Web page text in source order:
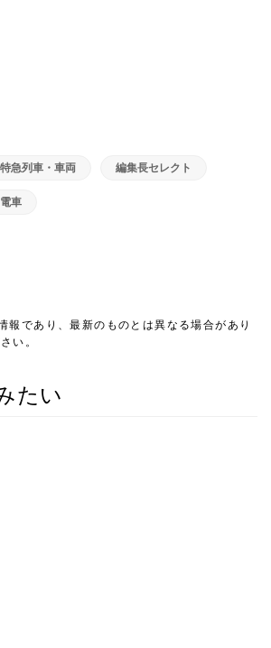
特急列車・車両 編集長セレクト
電車
報であり、最新のものとは異なる場合があり
い。
たい